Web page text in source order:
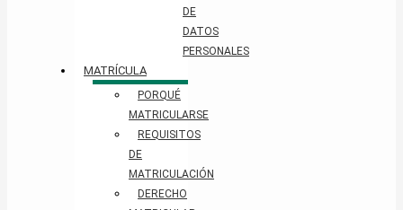
DE
DATOS
PERSONALES​
MATRÍCULA
PORQUÉ
MATRICULARSE
REQUISITOS
DE
MATRICULACIÓN
DERECHO